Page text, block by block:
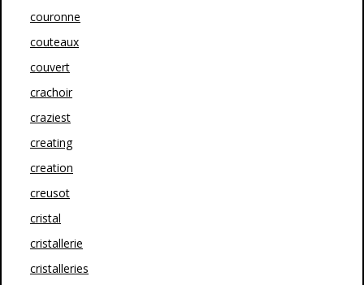
couronne
couteaux
couvert
crachoir
craziest
creating
creation
creusot
cristal
cristallerie
cristalleries